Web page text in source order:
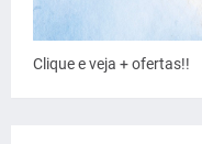
Clique e veja + ofertas!!